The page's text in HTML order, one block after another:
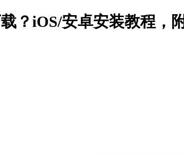
？iOS/安卓安装教程，